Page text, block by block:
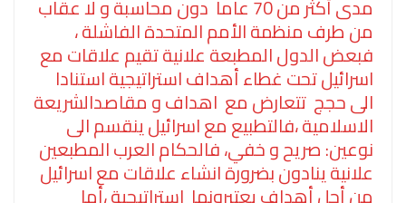
مدى أكثر من 70 عاما دون محاسبة و لا عقاب
من طرف منظمة الأمم المتحدة الفاشلة ،
فبعض الدول المطبعة علانية تقيم علاقات مع
اسرائيل تحت غطاء أهداف استراتيجية استنادا
الى حجج تتعارض مع اهداف و مقاصدالشريعة
الاسلامية ،فالتطبيع مع اسرائيل ينقسم الى
نوعين: صريح و خفي، فالحكام العرب المطبعين
علانية ينادون بضرورة انشاء علاقات مع اسرائيل